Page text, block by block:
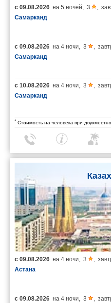
с 09.08.2026 на 5 ночей, 3 ,
Самарканд
с 09.08.2026 на 4 ночи, 3 ,
Самарканд
с 10.08.2026 на 4 ночи, 3 ,
Самарканд
* Стоимость на человека при
с 09.08.2026 на 4 ночи, 3 ,
Астана
с 09.08.2026 на 4 ночи, 3 ,